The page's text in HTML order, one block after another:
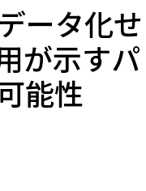
ータ化せ
が示すパ
能性